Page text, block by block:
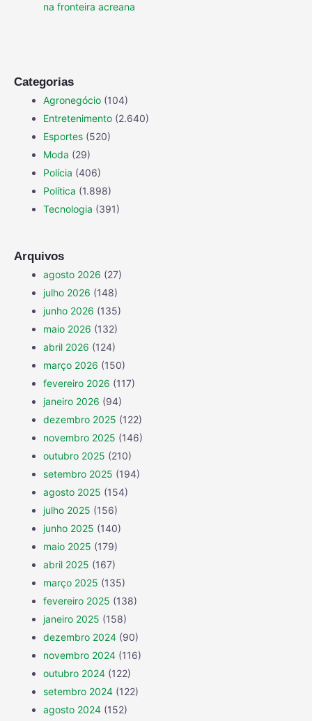
na fronteira acreana
Categorias
Agronegócio (104)
Entretenimento (2.640)
Esportes (520)
Moda (29)
Polícia (406)
Política (1.898)
Tecnologia (391)
Arquivos
agosto 2026 (27)
julho 2026 (148)
junho 2026 (135)
maio 2026 (132)
abril 2026 (124)
março 2026 (150)
fevereiro 2026 (117)
janeiro 2026 (94)
dezembro 2025 (122)
novembro 2025 (146)
outubro 2025 (210)
setembro 2025 (194)
agosto 2025 (154)
julho 2025 (156)
junho 2025 (140)
maio 2025 (179)
abril 2025 (167)
março 2025 (135)
fevereiro 2025 (138)
janeiro 2025 (158)
dezembro 2024 (90)
novembro 2024 (116)
outubro 2024 (122)
setembro 2024 (122)
agosto 2024 (152)